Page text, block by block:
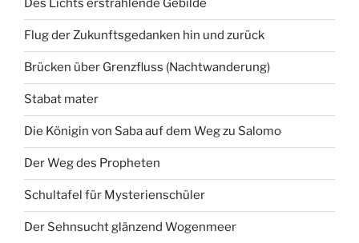
Des Lichts erstrahlende Gebilde
Flug der Zukunftsgedanken hin und zurück
Brücken über Grenzfluss (Nachtwanderung)
Stabat mater
Die Königin von Saba auf dem Weg zu Salomo
Der Weg des Propheten
Schultafel für Mysterienschüler
Der Sehnsucht glänzend Wogenmeer